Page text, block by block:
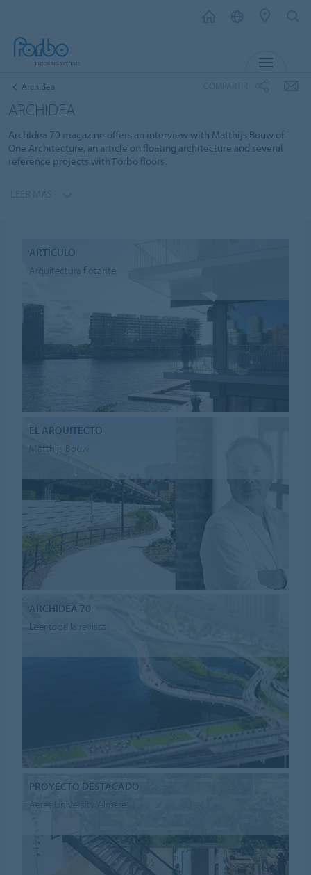
Archidea
ARCHIDEA
ArchIdea 70 magazine offers an interview with Matthijs Bouw of
One Architecture, an article on floating architecture and several
reference projects with Forbo floors.
ARTÍCULO
Arquitectura flotante
EL ARQUITECTO
Matthijs Bouw
ARCHIDEA 70
Leer toda la revista
PROYECTO DESTACADO
Aeres University Almere